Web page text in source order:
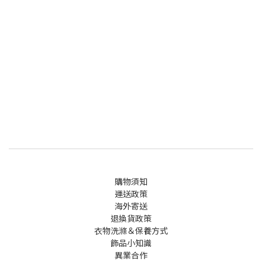
購物須知
運送政策
海外寄送
退換貨政策
衣物洗滌＆保養方式
飾品小知識
異業合作